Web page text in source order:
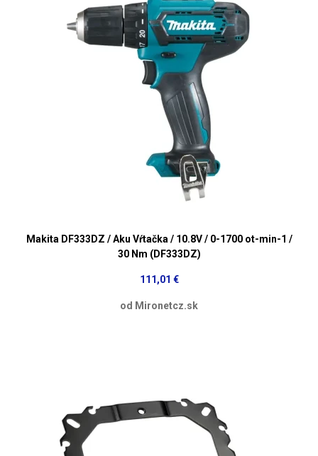
Makita DF333DZ / Aku Vŕtačka / 10.8V / 0-1700 ot-min-1 /
30 Nm (DF333DZ)
111,01 €
od Mironetcz.sk